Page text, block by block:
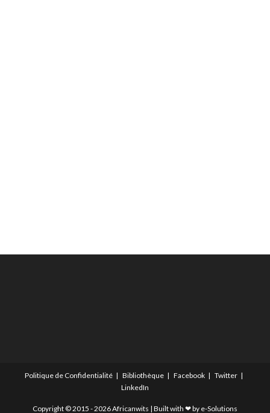
Politique de Confidentialité Bibliothèque Facebook
Twitter
LinkedIn
Copyright © 2015 - 2026 Africanwits | Built with ❤ by e-Solutions